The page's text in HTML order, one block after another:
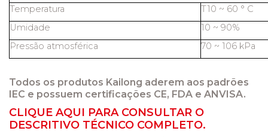
Temperatura
T10 ~ 60 ° C
Umidade
10 ~ 90%
Pressão atmosférica
70 ~ 106 kPa
Todos os produtos Kailong aderem aos padrões
IEC e possuem certificações CE, FDA e ANVISA.
CLIQUE AQUI PARA CONSULTAR O
DESCRITIVO TÉCNICO COMPLETO.